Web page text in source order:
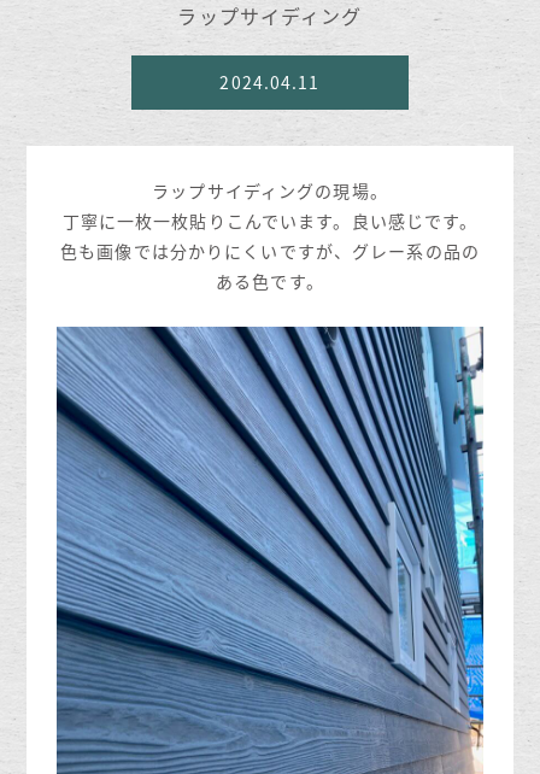
ラップサイディング
2024.04.11
ラップサイディングの現場。
丁寧に一枚一枚貼りこんでいます。良い感じです。
色も画像では分かりにくいですが、グレー系の品の
ある色です。